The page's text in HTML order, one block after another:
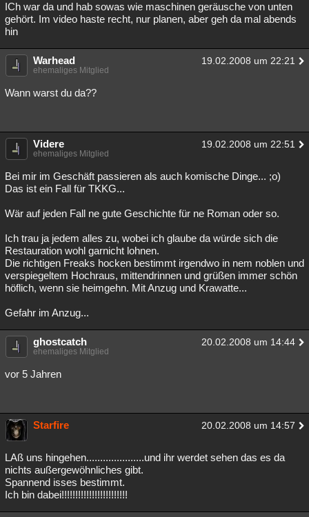
ICh war da und hab sowas wie maschinen geräusche von unten
gehört. Im video haste recht, nur planen, aber geh da mal abends
hin
Warhead 19.02.2008 um 22:21
ehemaliges Mitglied
Wann warst du da??
Videre 19.02.2008 um 22:51
ehemaliges Mitglied
Bei mir im Geschäft passieren als auch komische Dinge... ;o)
Das ist ein Fall für TKKG...
Wär auf jeden Fall ne gute Geschichte für ne Roman oder so.
Ich trau ja jedem alles zu, wobei ich glaube da würde sich die
Restauration wohl garnicht lohnen.
Die richtigen Freaks hocken bestimmt irgendwo in nem noblen und
verspiegeltem Hochraus, mittendrinnen und grüßen immer schön
höflich, wenn sie heimgehn. Mit Anzug und Krawatte...
Gefahr im Anzug...
ghostcatch 20.02.2008 um 14:44
ehemaliges Mitglied
vor 5 Jahren
Starfire 20.02.2008 um 14:57
LAß uns hingehen.....................und ihr werdet sehen das es da
nichts außergewöhnliches gibt.
Spannend isses bestimmt.
Ich bin dabei!!!!!!!!!!!!!!!!!!!!!!!!